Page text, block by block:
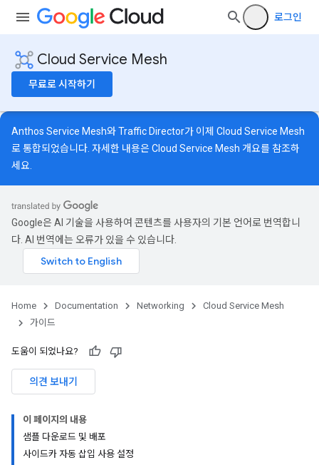
로그인
Cloud Service Mesh
무료로 시작하기
Anthos Service Mesh와 Traffic Director가 이제 Cloud Service Mesh
로 통합되었습니다. 자세한 내용은Cloud Service Mesh 개요를 참조하
세요.
Google은 AI 기술을 사용하여 콘텐츠를 사용자의 기본 언어로 번역합니
다. AI 번역에는 오류가 있을 수 있습니다.
Home Documentation Networking
Cloud Service Mesh
가이드
도움이 되었나요?
의견 보내기
이 페이지의 내용
샘플 다운로드 및 배포
사이드카 자동 삽입 사용 설정